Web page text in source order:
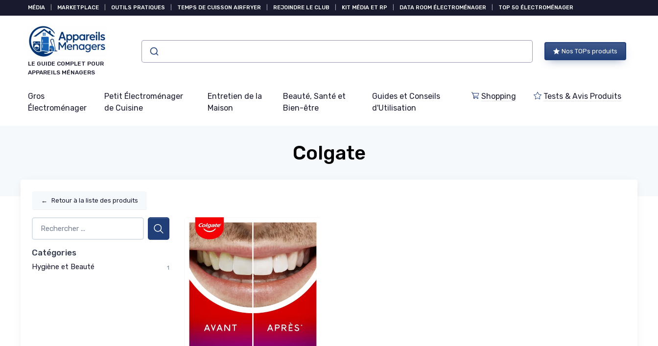
MÉDIA MARKETPLACE OUTILS PRATIQUES TEMPS DE CUISSON AIRFRYER REJOINDRE LE CLUB KIT MÉDIA ET RP DATA ROOM ÉLECTROMÉNAGER TOP 50 ÉLECTROMÉNAGER
LE GUIDE COMPLET POUR
APPAREILS MÉNAGERS
Nos TOPs produits
Gros
Électroménager
Petit Électroménager
de Cuisine
Entretien de la
Maison
Beauté, Santé et
Bien-être
Guides et Conseils
d'Utilisation
Shopping Tests & Avis Produits
Colgate
← Retour à la liste des produits
Catégories
Hygiène et Beauté 1
Panneau de gestion des cookies